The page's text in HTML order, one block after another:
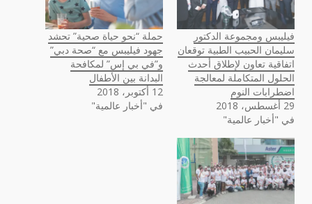
فيليبس ومجموعة الدكتور
سليمان الحبيب الطبية توقعان
اتفاقية تعاون لإطلاق أحدث
الحلول المتكاملة لمعالجة
اضطرابات النوم
29 أغسطس، 2018
في "أخبار عالمية"
حملة “نحو حياة صحية” تحشد
جهود فيليبس مع “صحة دبي”
و”في بي إس” لمكافحة
البدانة بين الأطفال
12 أكتوبر، 2018
في "أخبار عالمية"